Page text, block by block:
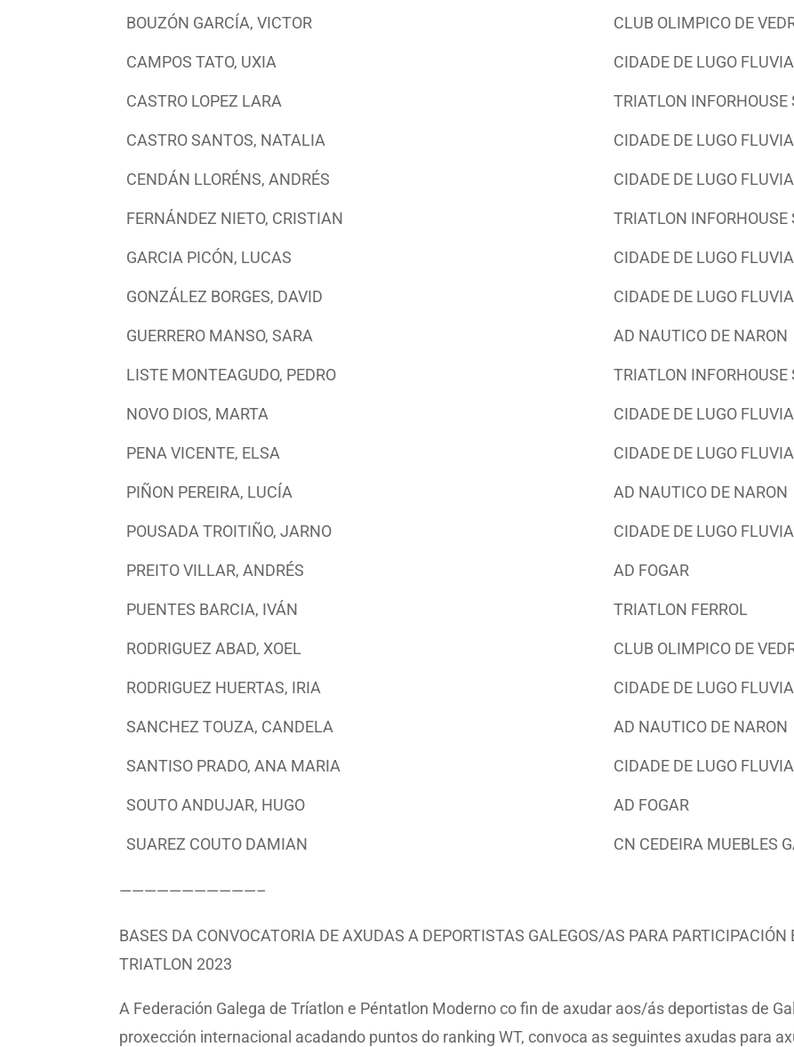
BOUZÓN GARCÍA, VICTOR CLUB OLIMPICO DE
CAMPOS TATO, UXIA CIDADE DE LUGO
CASTRO LOPEZ LARA TRIATLON
CASTRO SANTOS, NATALIA CIDADE DE LUGO
CENDÁN LLORÉNS, ANDRÉS CIDADE DE LUGO
FERNÁNDEZ NIETO, CRISTIAN TRIATLON
GARCIA PICÓN, LUCAS CIDADE DE LUGO
GONZÁLEZ BORGES, DAVID CIDADE DE LUGO
GUERRERO MANSO, SARA AD NAUTICO DE NARON
LISTE MONTEAGUDO, PEDRO TRIATLON
NOVO DIOS, MARTA CIDADE DE LUGO
PENA VICENTE, ELSA CIDADE DE LUGO
PIÑON PEREIRA, LUCÍA AD NAUTICO DE NARON
POUSADA TROITIÑO, JARNO CIDADE DE LUGO
PREITO VILLAR, ANDRÉS AD FOGAR
PUENTES BARCIA, IVÁN TRIATLON FERROL
RODRIGUEZ ABAD, XOEL CLUB OLIMPICO DE
RODRIGUEZ HUERTAS, IRIA CIDADE DE LUGO
SANCHEZ TOUZA, CANDELA AD NAUTICO DE NARON
SANTISO PRADO, ANA MARIA CIDADE DE LUGO
SOUTO ANDUJAR, HUGO AD FOGAR
SUAREZ COUTO DAMIAN CN CEDEIRA MUEBLES
———————————–
BASES DA CONVOCATORIA DE AXUDAS A DEPORTISTAS GALEGOS/AS PARA
TRIATLON 2023
A Federación Galega de Tríatlon e Péntatlon Moderno co fin de axudar aos/ás deportistas de
proxección internacional acadando puntos do ranking WT, convoca as seguintes axudas para